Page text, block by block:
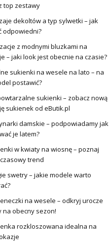
top zestawy
dekoltów a typ sylwetki – jak
odpowiedni?
z modnymi bluzkami na
– jaki look jest obecnie na czasie?
sukienki na wesele na lato – na
postawić?
sukienki – zobacz nową
sukienek od eButik.pl
damskie – podpowiadamy jak
je latem?
w kwiaty na wiosnę – poznaj
trend
swetry – jakie modele warto
na wesele – odkryj urocze
na obecny sezon!
rozkloszowana idealna na